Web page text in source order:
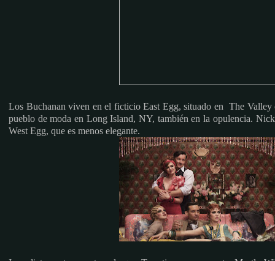
Los Buchanan viven en el ficticio East Egg, situado en The
pueblo de moda en Long Island, NY, también en la opulencia.
West Egg, que es menos elegante.